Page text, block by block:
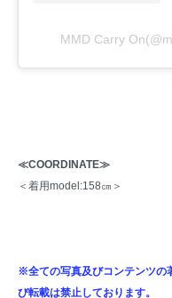
MMD Carry
≪COORDINATE≫
＜着用model:158㎝＞
※全ての写真及びコンテンツの
び転載は禁止しております。